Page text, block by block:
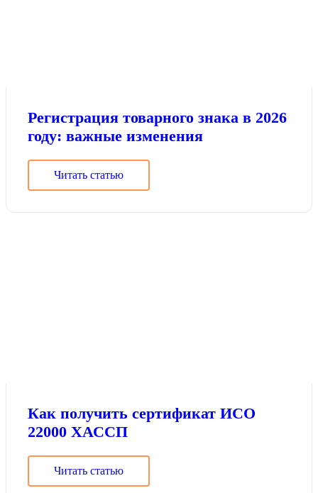
Регистрация товарного знака в 2026
году: важные изменения
Читать статью
Как получить сертификат ИСО
22000 ХАССП
Читать статью